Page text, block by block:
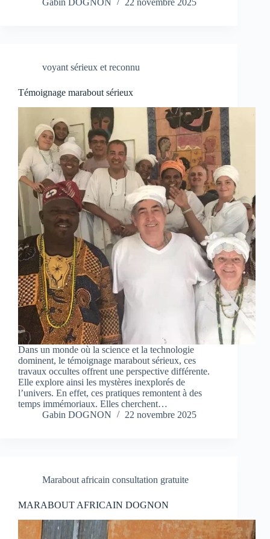
Gabin DOGNON 22 novembre 2025
voyant sérieux et reconnu
Témoignage marabout sérieux
Dans un monde où la science et la technologie
dominent, le témoignage marabout sérieux, ces
travaux occultes offrent une perspective différente.
Elle explore ainsi les mystères inexplorés de
l’univers. En effet, ces pratiques remontent à des
temps immémoriaux. Elles cherchent…
Gabin DOGNON
22 novembre 2025
Marabout africain consultation gratuite
MARABOUT AFRICAIN DOGNON